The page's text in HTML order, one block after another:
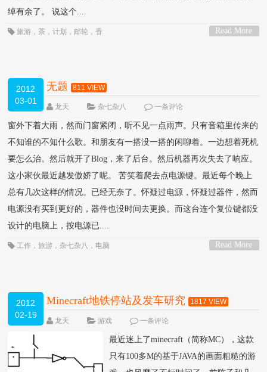
绰有余了。 说这个....
Read More
旅游 ，茶 ，计划 ， 邮轮 ，香
2012
03-01
无题 811 VIEW
龙天 杂七杂八 一条评论
窗外下着大雨，然而门窗紧闭，听不见一点雨声。只有音箱里传来的
不知谁的不知什么歌。和朋友有一搭没一搭的闲聊着。一边想着死机
要怎么治。然后就开了Blog，来了后台。然后机器再次失去了响应。
这小家伙最近越发傲娇了呢。 苦笑着爬去点电源键。最近每个晚上
总有几次这样的情况。已经无奈了。怀疑过电源，怀疑过器件，然而
电源没有买到更好的，器件也没时间去更换。而这台连个复位键都没
设计的电脑上，按电源已....
Read More
工作 ，旅游 ， 杂七杂八 ， 电脑
2012
02-19
Minecraft地铁停站及发车研究 1817 VIEW
龙天 游戏 一条评论
最近迷上了minecraft（简称MC），这款
只有100多M的基于JAVA的画面粗糙的游